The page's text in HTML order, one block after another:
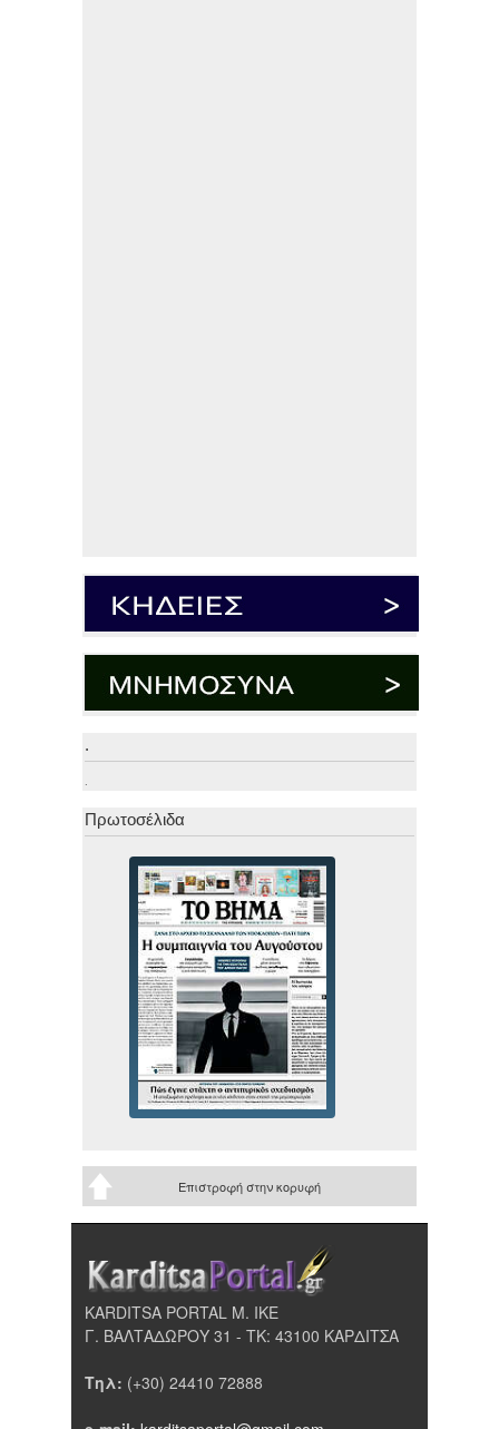
.
.
Πρωτοσέλιδα
Επιστροφή στην κορυφή
KARDITSA PORTAL Μ. ΙΚΕ
Γ. ΒΑΛΤΑΔΩΡΟΥ 31 - ΤΚ: 43100 ΚΑΡΔΙΤΣΑ
Τηλ: (+30) 24410 72888